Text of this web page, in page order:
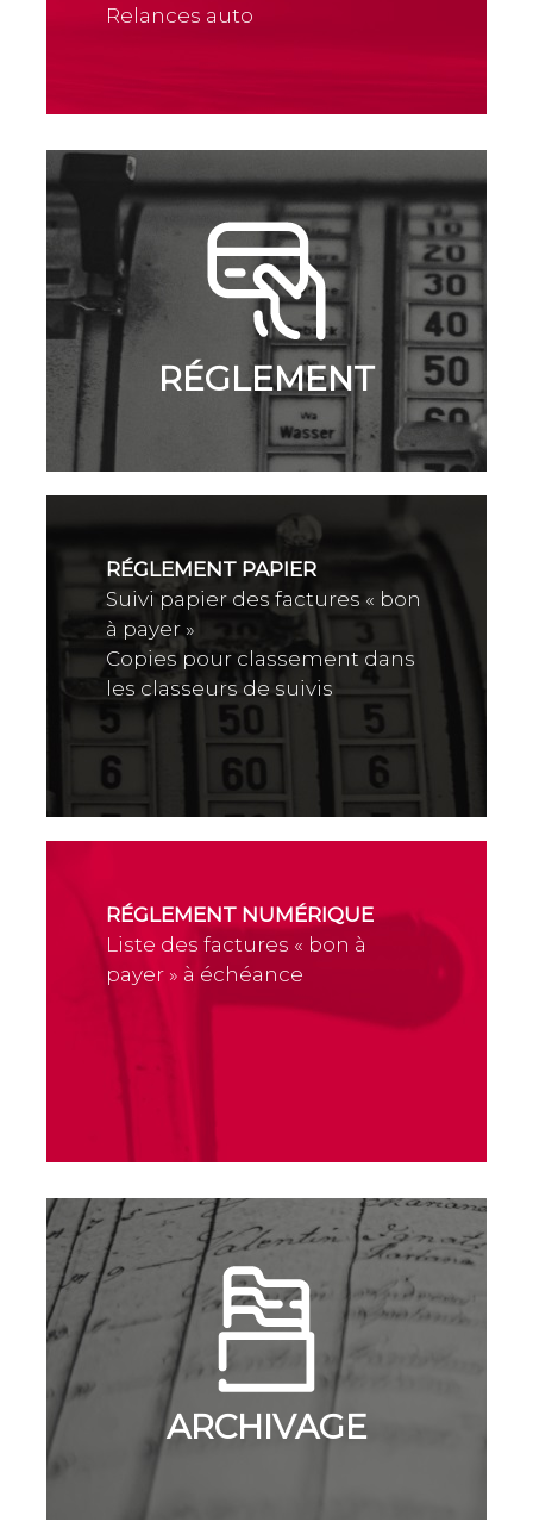
Relances auto
RÉGLEMENT
RÉGLEMENT PAPIER
Suivi papier des factures « bon
à payer »
Copies pour classement dans
les classeurs de suivis
RÉGLEMENT NUMÉRIQUE
Liste des factures « bon à
payer » à échéance
ARCHIVAGE